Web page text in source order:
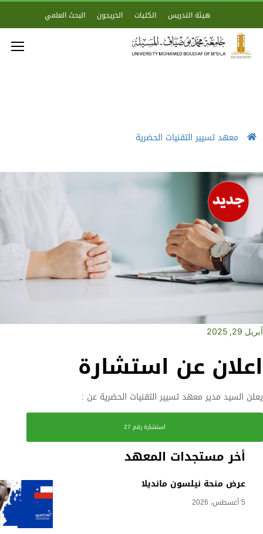
هيئة التدريس الكليات الخريجون البحث العلمي
معهد تسيير التقنيات الحضرية
أخر مستجدات المعهد
عرض منحة نيلسون مانديلا
5 أغسطس، 2026
أبريل 29, 2025
اعلان عن استشارة
يعلن السيد مدير معهد تسيير التقنيات الحضرية عن :
استشارة رقم 27